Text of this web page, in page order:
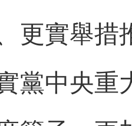
更實舉措
黨中央重